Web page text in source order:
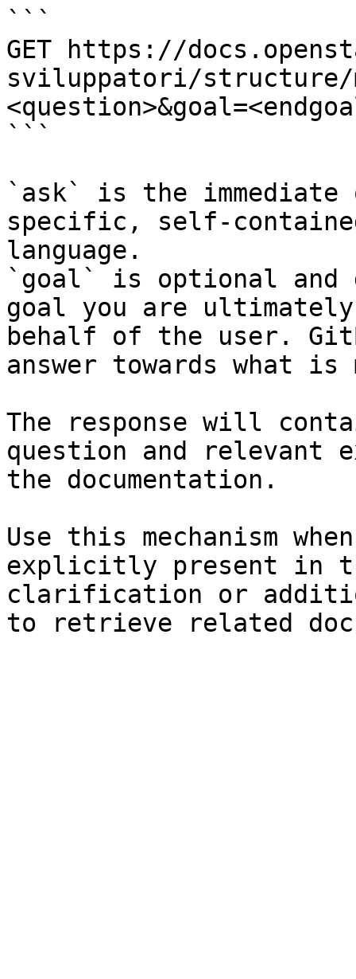
```
GET https://
sviluppatori/structure/
```
`ask` is the
specific, self-
language.
`goal` is optional and
goal you are
behalf of the user.
answer towards what
The response will
question and relevant
the documentation.
Use this mechanism
explicitly present in
clarification or